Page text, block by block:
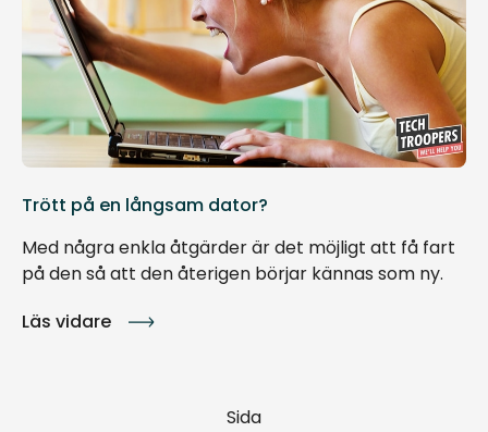
Trött på en långsam dator?
Med några enkla åtgärder är det möjligt att få fart
på den så att den återigen börjar kännas som ny.
Läs vidare
Sida